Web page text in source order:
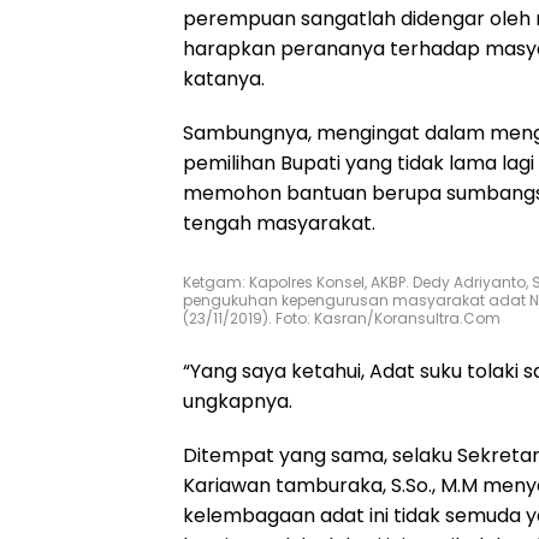
perempuan sangatlah didengar oleh
harapkan perananya terhadap
katanya.
Sambungnya, mengingat dalam
pemilihan Bupati yang tidak lama
memohon bantuan berupa
tengah masyarakat.
Ketgam: Kapolres Konsel, AKBP. Dedy
pengukuhan kepengurusan masyarakat adat
(23/11/2019). Foto: Kasran/Koransultra.Com
“Yang saya ketahui, Adat suku tolaki
ungkapnya.
Ditempat yang sama, selaku
Kariawan tamburaka, S.So., M.M
kelembagaan adat ini tidak semuda